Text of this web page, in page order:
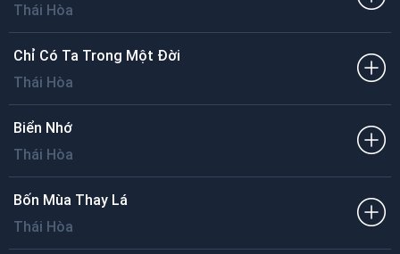
Thái Hòa
Chỉ Có Ta Trong Một Đời
Thái Hòa
Biển Nhớ
Thái Hòa
Bốn Mùa Thay Lá
Thái Hòa